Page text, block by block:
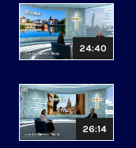
24:40
26:14